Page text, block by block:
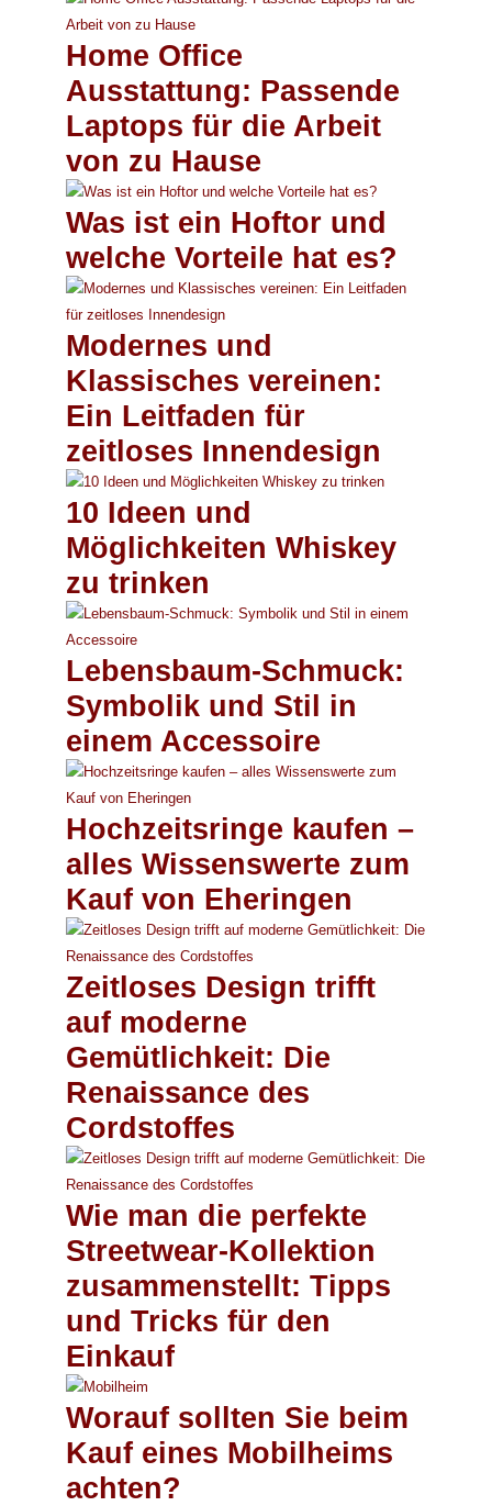
Home Office
Ausstattung: Passende
Laptops für die Arbeit
von zu Hause
Was ist ein Hoftor und
welche Vorteile hat es?
Modernes und
Klassisches vereinen:
Ein Leitfaden für
zeitloses Innendesign
10 Ideen und
Möglichkeiten Whiskey
zu trinken
Lebensbaum-Schmuck:
Symbolik und Stil in
einem Accessoire
Hochzeitsringe kaufen –
alles Wissenswerte zum
Kauf von Eheringen
Zeitloses Design trifft
auf moderne
Gemütlichkeit: Die
Renaissance des
Cordstoffes
Wie man die perfekte
Streetwear-Kollektion
zusammenstellt: Tipps
und Tricks für den
Einkauf
Worauf sollten Sie beim
Kauf eines Mobilheims
achten?